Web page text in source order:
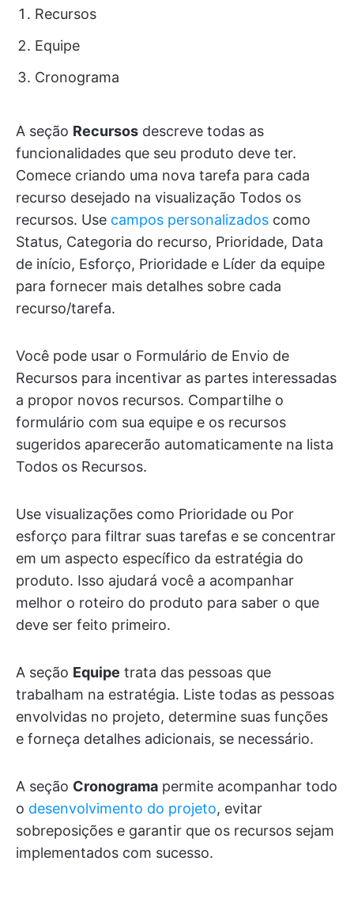
Recursos
Equipe
Cronograma
A seção Recursos descreve todas as
funcionalidades que seu produto deve ter.
Comece criando uma nova tarefa para cada
recurso desejado na visualização Todos os
recursos. Use campos personalizados como
Status, Categoria do recurso, Prioridade, Data
de início, Esforço, Prioridade e Líder da equipe
para fornecer mais detalhes sobre cada
recurso/tarefa.
Você pode usar o Formulário de Envio de
Recursos para incentivar as partes interessadas
a propor novos recursos. Compartilhe o
formulário com sua equipe e os recursos
sugeridos aparecerão automaticamente na lista
Todos os Recursos.
Use visualizações como Prioridade ou Por
esforço para filtrar suas tarefas e se concentrar
em um aspecto específico da estratégia do
produto. Isso ajudará você a acompanhar
melhor o roteiro do produto para saber o que
deve ser feito primeiro.
A seção Equipe trata das pessoas que
trabalham na estratégia. Liste todas as pessoas
envolvidas no projeto, determine suas funções
e forneça detalhes adicionais, se necessário.
A seção Cronograma permite acompanhar todo
o desenvolvimento do projeto, evitar
sobreposições e garantir que os recursos sejam
implementados com sucesso.